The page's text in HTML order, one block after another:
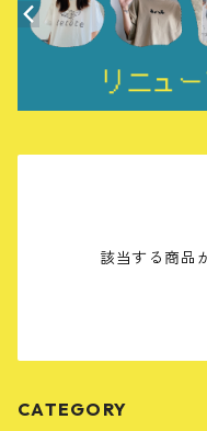
該当する商品
CATEGORY